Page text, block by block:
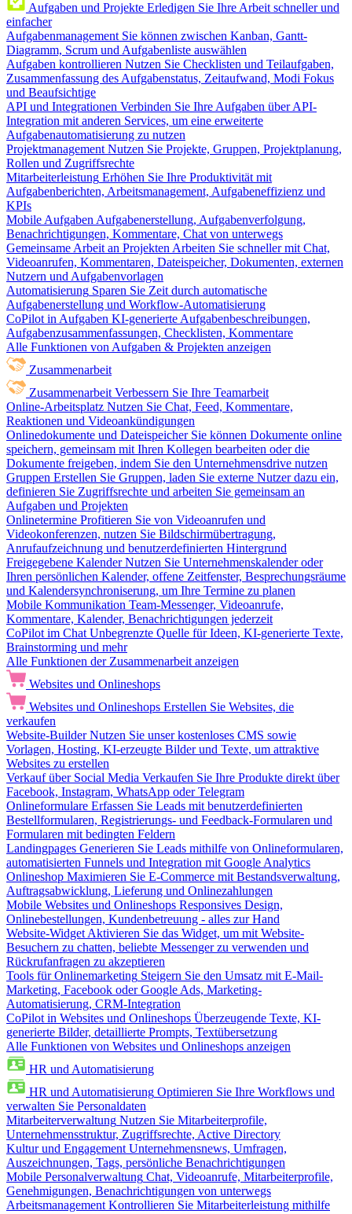
Aufgaben und Projekte Erledigen Sie Ihre Arbeit schneller und
einfacher
Aufgabenmanagement Sie können zwischen Kanban, Gantt-
Diagramm, Scrum und Aufgabenliste auswählen
Aufgaben kontrollieren Nutzen Sie Checklisten und Teilaufgaben,
Zusammenfassung des Aufgabenstatus, Zeitaufwand, Modi Fokus
und Beaufsichtige
API und Integrationen Verbinden Sie Ihre Aufgaben über API-
Integration mit anderen Services, um eine erweiterte
Aufgabenautomatisierung zu nutzen
Projektmanagement Nutzen Sie Projekte, Gruppen, Projektplanung,
Rollen und Zugriffsrechte
Mitarbeiterleistung Erhöhen Sie Ihre Produktivität mit
Aufgabenberichten, Arbeitsmanagement, Aufgabeneffizienz und
KPIs
Mobile Aufgaben Aufgabenerstellung, Aufgabenverfolgung,
Benachrichtigungen, Kommentare, Chat von unterwegs
Gemeinsame Arbeit an Projekten Arbeiten Sie schneller mit Chat,
Videoanrufen, Kommentaren, Dateispeicher, Dokumenten, externen
Nutzern und Aufgabenvorlagen
Automatisierung Sparen Sie Zeit durch automatische
Aufgabenerstellung und Workflow-Automatisierung
CoPilot in Aufgaben KI-generierte Aufgabenbeschreibungen,
Aufgabenzusammenfassungen, Checklisten, Kommentare
Alle Funktionen von Aufgaben & Projekten anzeigen
Zusammenarbeit
Zusammenarbeit Verbessern Sie Ihre Teamarbeit
Online-Arbeitsplatz Nutzen Sie Chat, Feed, Kommentare,
Reaktionen und Videoankündigungen
Onlinedokumente und Dateispeicher Sie können Dokumente online
speichern, gemeinsam mit Ihren Kollegen bearbeiten oder die
Dokumente freigeben, indem Sie den Unternehmensdrive nutzen
Gruppen Erstellen Sie Gruppen, laden Sie externe Nutzer dazu ein,
definieren Sie Zugriffsrechte und arbeiten Sie gemeinsam an
Aufgaben und Projekten
Onlinetermine Profitieren Sie von Videoanrufen und
Videokonferenzen, nutzen Sie Bildschirmübertragung,
Anrufaufzeichnung und benutzerdefinierten Hintergrund
Freigegebene Kalender Nutzen Sie Unternehmenskalender oder
Ihren persönlichen Kalender, offene Zeitfenster, Besprechungsräume
und Kalendersynchroniserung, um Ihre Termine zu planen
Mobile Kommunikation Team-Messenger, Videoanrufe,
Kommentare, Kalender, Benachrichtigungen jederzeit
CoPilot im Chat Unbegrenzte Quelle für Ideen, KI-generierte Texte,
Brainstorming und mehr
Alle Funktionen der Zusammenarbeit anzeigen
Websites und Onlineshops
Websites und Onlineshops Erstellen Sie Websites, die
verkaufen
Website-Builder Nutzen Sie unser kostenloses CMS sowie
Vorlagen, Hosting, KI-erzeugte Bilder und Texte, um attraktive
Websites zu erstellen
Verkauf über Social Media Verkaufen Sie Ihre Produkte direkt über
Facebook, Instagram, WhatsApp oder Telegram
Onlineformulare Erfassen Sie Leads mit benutzerdefinierten
Bestellformularen, Registrierungs- und Feedback-Formularen und
Formularen mit bedingten Feldern
Landingpages Generieren Sie Leads mithilfe von Onlineformularen,
automatisierten Funnels und Integration mit Google Analytics
Onlineshop Maximieren Sie E-Commerce mit Bestandsverwaltung,
Auftragsabwicklung, Lieferung und Onlinezahlungen
Mobile Websites und Onlineshops Responsives Design,
Onlinebestellungen, Kundenbetreuung - alles zur Hand
Website-Widget Aktivieren Sie das Widget, um mit Website-
Besuchern zu chatten, beliebte Messenger zu verwenden und
Rückrufanfragen zu akzeptieren
Tools für Onlinemarketing Steigern Sie den Umsatz mit E-Mail-
Marketing, Facebook oder Google Ads, Marketing-
Automatisierung, CRM-Integration
CoPilot in Websites und Onlineshops Überzeugende Texte, KI-
generierte Bilder, detaillierte Prompts, Textübersetzung
Alle Funktionen von Websites und Onlineshops anzeigen
HR und Automatisierung
HR und Automatisierung Optimieren Sie Ihre Workflows und
verwalten Sie Personaldaten
Mitarbeiterverwaltung Nutzen Sie Mitarbeiterprofile,
Unternehmensstruktur, Zugriffsrechte, Active Directory
Kultur und Engagement Unternehmensnews, Umfragen,
Auszeichnungen, Tags, persönliche Benachrichtigungen
Mobile Personalverwaltung Chat, Videoanrufe, Mitarbeiterprofile,
Genehmigungen, Benachrichtigungen von unterwegs
Arbeitsmanagement Kontrollieren Sie Mitarbeiterleistung mithilfe